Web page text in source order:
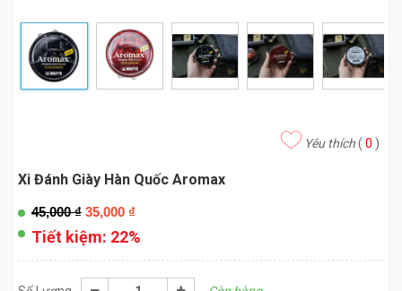
Yêu thích( 0 )
Xi Đánh Giày Hàn Quốc Aromax
45,000₫ 35,000 ₫
Tiết kiệm: 22%